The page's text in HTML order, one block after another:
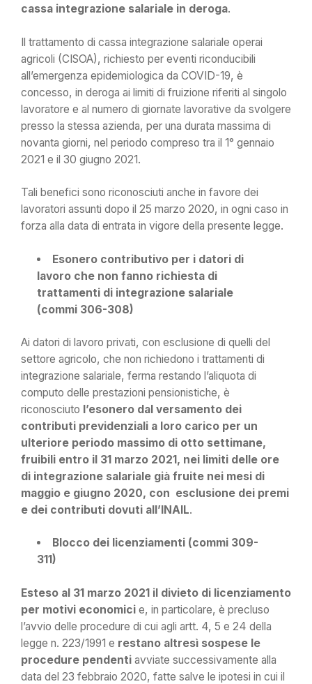
cassa integrazione salariale in deroga.
Il trattamento di cassa integrazione salariale operai
agricoli (CISOA), richiesto per eventi riconducibili
all’emergenza epidemiologica da COVID-19, è
concesso, in deroga ai limiti di fruizione riferiti al singolo
lavoratore e al numero di giornate lavorative da svolgere
presso la stessa azienda, per una durata massima di
novanta giorni, nel periodo compreso tra il 1° gennaio
2021 e il 30 giugno 2021.
Tali benefici sono riconosciuti anche in favore dei
lavoratori assunti dopo il 25 marzo 2020, in ogni caso in
forza alla data di entrata in vigore della presente legge.
Esonero contributivo per i datori di
lavoro che non fanno richiesta di
trattamenti di integrazione salariale
(commi 306-308)
Ai datori di lavoro privati, con esclusione di quelli del
settore agricolo, che non richiedono i trattamenti di
integrazione salariale, ferma restando l’aliquota di
computo delle prestazioni pensionistiche, è
riconosciuto l’esonero dal versamento dei
contributi previdenziali a loro carico per un
ulteriore periodo massimo di otto settimane,
fruibili entro il 31 marzo 2021, nei limiti delle ore
di integrazione salariale già fruite nei mesi di
maggio e giugno 2020, con esclusione dei premi
e dei contributi dovuti all’INAIL.
Blocco dei licenziamenti (commi 309-
311)
Esteso al 31 marzo 2021 il divieto di licenziamento
per motivi economici e, in particolare, è precluso
l’avvio delle procedure di cui agli artt. 4, 5 e 24 della
legge n. 223/1991 e restano altresì sospese le
procedure pendenti avviate successivamente alla
data del 23 febbraio 2020, fatte salve le ipotesi in cui il